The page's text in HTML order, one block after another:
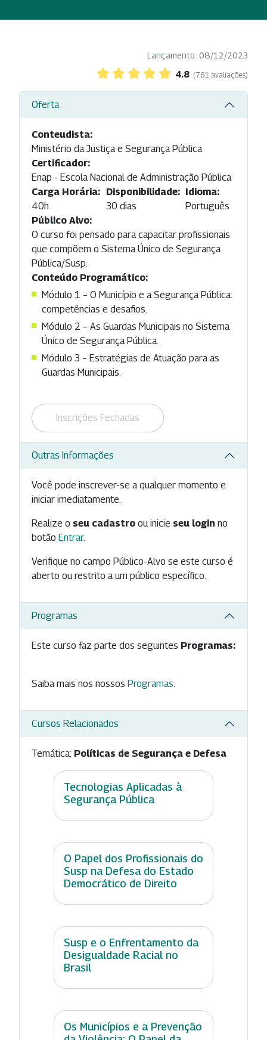
Lançamento: 08/12/2023
4.8 (761 avaliações)
Oferta
Conteudista:
Ministério da Justiça e Segurança Pública
Certificador:
Enap - Escola Nacional de Administração Pública
Carga Horária:
40h
Disponibilidade:
30 dias
Idioma:
Português
Público Alvo:
O curso foi pensado para capacitar profissionais
que compõem o Sistema Único de Segurança
Pública/Susp.
Conteúdo Programático:
Módulo 1 – O Município e a Segurança Pública:
competências e desafios.
Módulo 2 – As Guardas Municipais no Sistema
Único de Segurança Pública.
Módulo 3 – Estratégias de Atuação para as
Guardas Municipais.
Inscrições Fechadas
Outras Informações
Você pode inscrever-se a qualquer momento e
iniciar imediatamente.
Realize o seu cadastro ou inicie seu login no
botão Entrar.
Verifique no campo Público-Alvo se este curso é
aberto ou restrito a um público específico.
Programas
Este curso faz parte dos seguintes Programas:
Saiba mais nos nossos Programas
Cursos Relacionados
Temática: Políticas de Segurança e Defesa
Tecnologias Aplicadas à
Segurança Pública
O Papel dos Profissionais do
Susp na Defesa do Estado
Democrático de Direito
Susp e o Enfrentamento da
Desigualdade Racial no
Brasil
Os Municípios e a Prevenção